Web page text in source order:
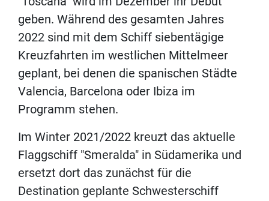
geben. Während des gesamten Jahres
2022 sind mit dem Schiff siebentägige
Kreuzfahrten im westlichen Mittelmeer
geplant, bei denen die spanischen Städte
Valencia, Barcelona oder Ibiza im
Programm stehen.
Im Winter 2021/2022 kreuzt das aktuelle
Flaggschiff "Smeralda" in Südamerika und
ersetzt dort das zunächst für die
Destination geplante Schwesterschiff